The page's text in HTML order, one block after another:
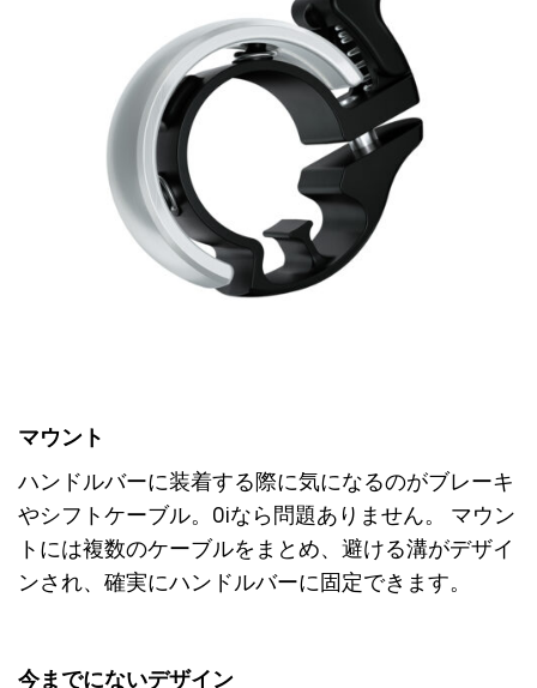
マウント
ハンドルバーに装着する際に気になるのがブレーキ
やシフトケーブル。Oiなら問題ありません。 マウン
トには複数のケーブルをまとめ、避ける溝がデザイ
ンされ、確実にハンドルバーに固定できます。
今までにないデザイン